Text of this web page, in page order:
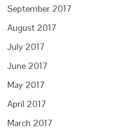
September 2017
August 2017
July 2017
June 2017
May 2017
April 2017
March 2017